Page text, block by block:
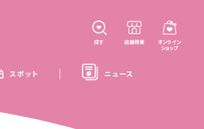
探す 店舗検索
オンライン
ショップ
スポット ニュース